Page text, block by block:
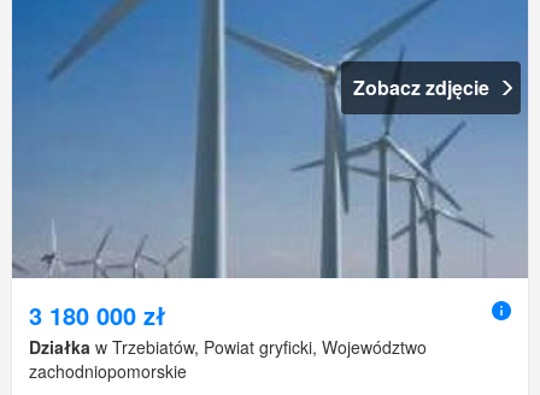
Zobacz zdjęcie
3 180 000 zł
Działka w Trzebiatów, Powiat gryficki, Województwo
zachodniopomorskie